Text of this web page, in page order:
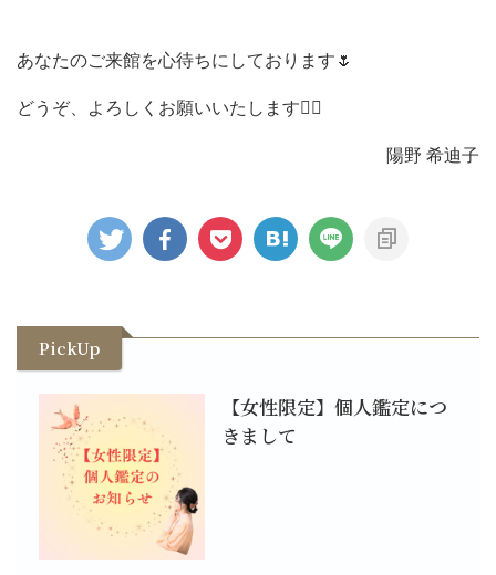
あなたのご来館を心待ちにしております🌷
どうぞ、よろしくお願いいたします🙇‍♀️
陽野 希迪子
PickUp
【女性限定】個人鑑定につ
きまして